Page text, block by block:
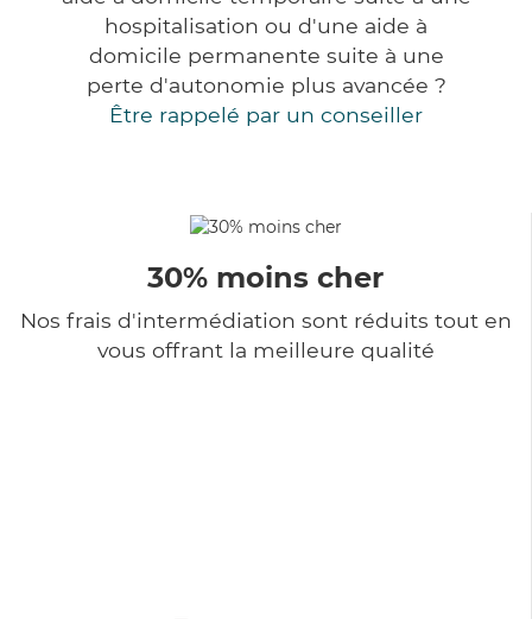
hospitalisation ou d'une aide à
domicile permanente suite à une
perte d'autonomie plus avancée ?
Être rappelé par un conseiller
30% moins cher
Nos frais d'intermédiation sont réduits tout en
vous offrant la meilleure qualité